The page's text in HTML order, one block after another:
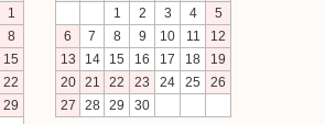
1
8
15
22
29
1
2 3 4
5
6
7 8 9 10 11
12
13
14 15 16 17 18
19
20
21 22 23 24 25
26
27
28 29 30